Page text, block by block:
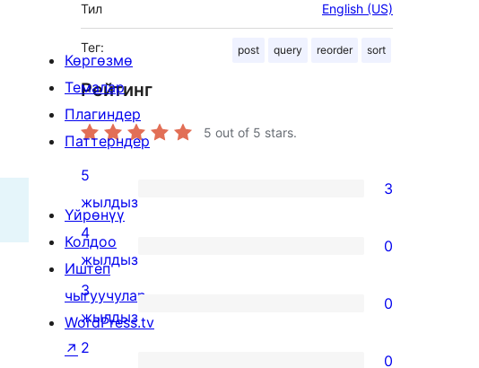
Тил English (US)
Тег: post query reorder sort
Рейтинг
5 out of 5 stars.
3
5-
star
reviews
5
жылдыз
3
0
4-
star
reviews
4
жылдыз
0
0
3-
3
жылдыз
0
2
0
Көргөзмө
Темалар
Плагиндер
Паттерндер
Үйрөнүү
Колдоо
Иштеп
чыгуучулар
WordPress.tv
↗